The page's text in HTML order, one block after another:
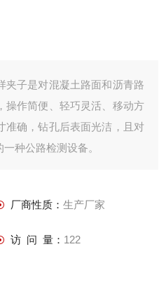
夹子是对混凝土路面和沥青路
操作简便、轻巧灵活、移动方
准确，钻孔后表面光洁，且对
种公路检测设备。
厂商性质： 生产厂家
访 问 量： 122